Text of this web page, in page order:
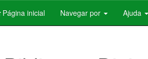
Página inicial Navegar por Ajuda